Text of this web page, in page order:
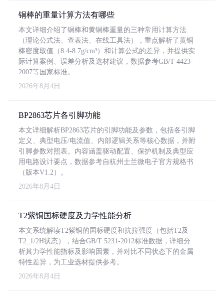
铜棒的重量计算方法有哪些
本文详细介绍了铜棒和黄铜棒重量的三种常用计算方法
（理论公式法、查表法、在线工具法），重点解析了黄铜
棒密度取值（8.4-8.7g/cm³）和计算公式的差异，并提供实
际计算案例、误差分析及选材建议，数据参考GB/T 4423-
2007等国家标准。
2026年8月4日
BP2863芯片各引脚功能
本文详细解析BP2863芯片的引脚功能及参数，包括各引脚
定义、典型电压/电流值、内部逻辑关系等核心数据，并附
引脚参数对照表。内容涵盖驱动配置、保护机制及典型应
用电路设计要点，数据参考自杭州士兰微电子官方规格书
（版本V1.2）。
2026年8月4日
T2紫铜国标硬度及力学性能分析
本文系统解读T2紫铜的国标硬度和抗拉强度（包括T2及
T2_1/2H状态），结合GB/T 5231-2012标准数据，详细分
析其力学性能指标及影响因素，并对比不同状态下的金属
特性差异，为工业选材提供参考。
2026年8月4日